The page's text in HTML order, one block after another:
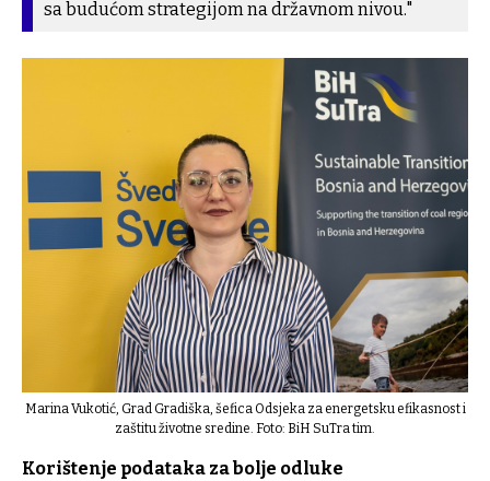
sa budućom strategijom na državnom nivou."
Marina Vukotić, Grad Gradiška, šefica Odsjeka za energetsku efikasnost i
zaštitu životne sredine. Foto: BiH SuTra tim.
Korištenje podataka za bolje odluke